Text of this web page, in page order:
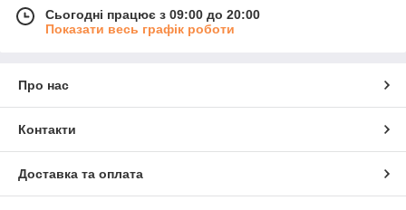
Сьогодні працює з 09:00 до 20:00
Показати весь графік роботи
Про нас
Контакти
Доставка та оплата